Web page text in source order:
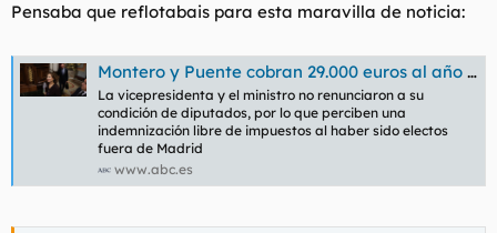
Pensaba que reflotabais para esta maravilla de noticia:
Montero y Puente cobran 29.000 euros al año del Congreso para vivienda aunque residen en casas oficiales
La vicepresidenta y el ministro no renunciaron a su
condición de diputados, por lo que perciben una
indemnización libre de impuestos al haber sido electos
fuera de Madrid
www.abc.es